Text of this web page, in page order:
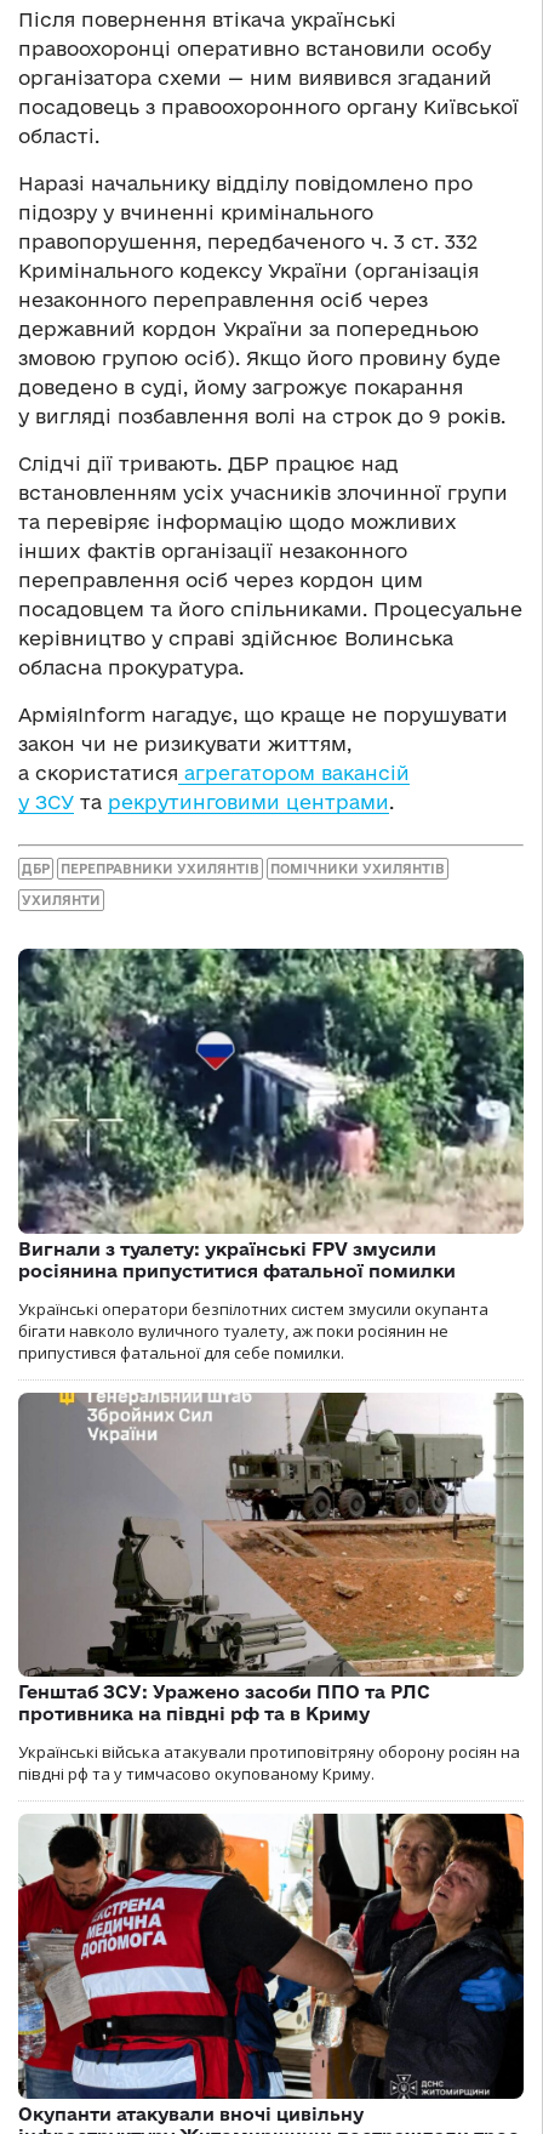
Після повернення втікача українські
правоохоронці оперативно встановили особу
організатора схеми — ним виявився згаданий
посадовець з правоохоронного органу Київської
області.
Наразі начальнику відділу повідомлено про
підозру у вчиненні кримінального
правопорушення, передбаченого ч. 3 ст. 332
Кримінального кодексу України (організація
незаконного переправлення осіб через
державний кордон України за попередньою
змовою групою осіб). Якщо його провину буде
доведено в суді, йому загрожує покарання
у вигляді позбавлення волі на строк до 9 років.
Слідчі дії тривають. ДБР працює над
встановленням усіх учасників злочинної групи
та перевіряє інформацію щодо можливих
інших фактів організації незаконного
переправлення осіб через кордон цим
посадовцем та його спільниками. Процесуальне
керівництво у справі здійснює Волинська
обласна прокуратура.
АрміяInform нагадує, що краще не порушувати
закон чи не ризикувати життям,
а скористатися агрегатором вакансій
у ЗСУ та рекрутинговими центрами.
ДБР ПЕРЕПРАВНИКИ УХИЛЯНТІВ ПОМІЧНИКИ УХИЛЯНТІВ
УХИЛЯНТИ
Вигнали з туалету: українські FPV змусили
росіянина припуститися фатальної помилки
Українські оператори безпілотних систем змусили окупанта
бігати навколо вуличного туалету, аж поки росіянин не
припустився фатальної для себе помилки.
Генштаб ЗСУ: Уражено засоби ППО та РЛС
противника на півдні рф та в Криму
Українські війська атакували протиповітряну оборону росіян на
півдні рф та у тимчасово окупованому Криму.
Окупанти атакували вночі цивільну